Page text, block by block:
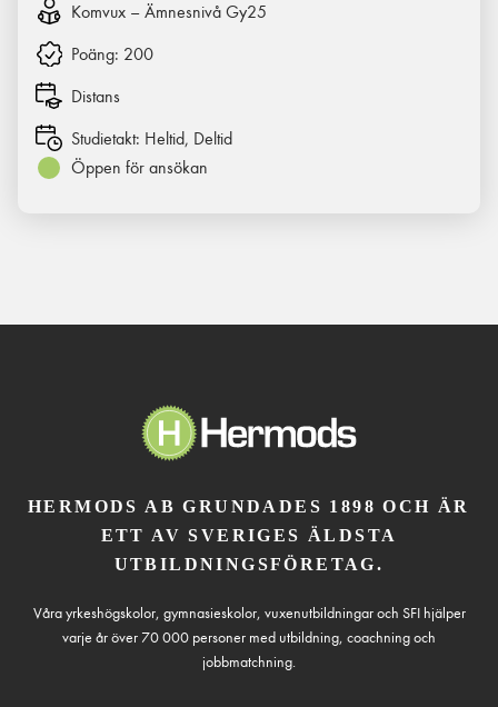
Komvux – Ämnesnivå Gy25
Poäng: 200
Distans
Studietakt: Heltid, Deltid
Öppen för ansökan
HERMODS AB GRUNDADES 1898 OCH ÄR
ETT AV SVERIGES ÄLDSTA
UTBILDNINGSFÖRETAG.
Våra yrkeshögskolor, gymnasieskolor, vuxenutbildningar och SFI hjälper
varje år över 70 000 personer med utbildning, coachning och
jobbmatchning.